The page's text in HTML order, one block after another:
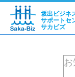
坂出ビジネ
サポートセ
サカビズ